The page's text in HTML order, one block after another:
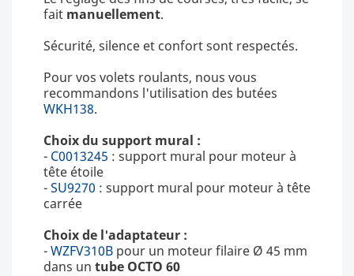
fait manuellement.
Sécurité, silence et confort sont respectés.
Pour vos volets roulants, nous vous
recommandons l'utilisation des butées
WKH138.
Choix du support mural :
- C0013245 : support mural pour moteur à
tête étoile
-SU9270 : support mural pour moteur à tête
carrée
Choix de l'adaptateur :
-WZFV310B pour un moteur filaire Ø 45 mm
dans un tube OCTO 60